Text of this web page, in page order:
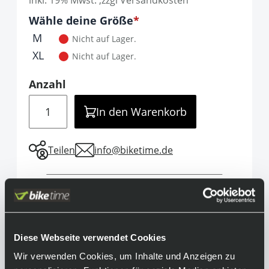
Diese Webseite verwendet Cookies
Wir verwenden Cookies, um Inhalte und Anzeigen zu
Optionen
Wähle deine Größe
It is required to select one of the available
M Nicht auf Lager.
XL Nicht auf Lager.
Anzahl
In den Warenkorb
Teilen info@biketime.de
Informationen
einem leistungsstarken Mountainbike-Jersey –
das ist das Fox Racing RANGER POWER DRY